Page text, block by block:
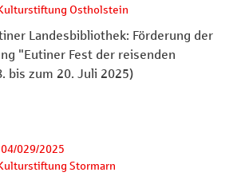
Ostholstein
Landesbibliothek: Förderung der
"Eutiner Fest der reisenden
bis zum 20. Juli 2025)
029/2025
Stormarn